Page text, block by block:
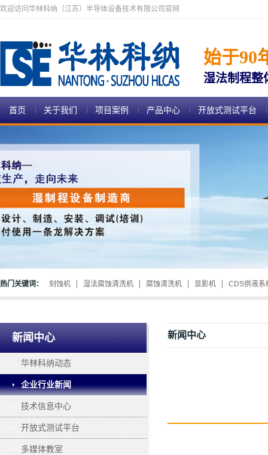
欢迎访问华林科纳（江苏）半导体设备技术有限公司官网
始于90
湿法制程整
首页 关于我们 项目案例 产品中心 开放式测试平台
热门关键词： 刻蚀机 湿法腐蚀清洗机 腐蚀清洗机 显影机 CDS供液系
新闻中心
华林科纳动态
企业行业新闻
技术信息中心
开放式测试平台
多媒体教室
新闻中心